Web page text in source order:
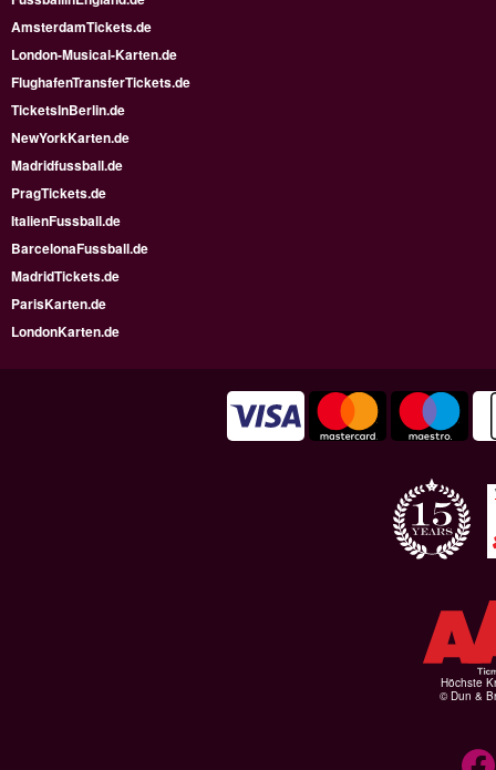
AmsterdamTickets.de
London-Musical-Karten.de
FlughafenTransferTickets.de
TicketsInBerlin.de
NewYorkKarten.de
Madridfussball.de
PragTickets.de
ItalienFussball.de
BarcelonaFussball.de
MadridTickets.de
ParisKarten.de
LondonKarten.de
Höchste
© Dun &